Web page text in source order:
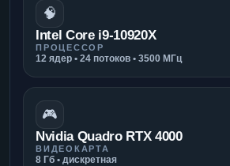
🧠
Intel Core i9-10920X
ПРОЦЕССОР
12 ядер • 24 потоков • 3500 МГц
🎮
Nvidia Quadro RTX 4000
ВИДЕОКАРТА
8 Гб • дискретная